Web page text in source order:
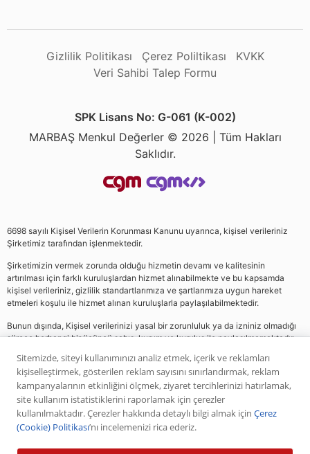
Gizlilik Politikası Çerez Poliltikası
KVKK
Veri Sahibi Talep Formu
SPK Lisans No: G-061 (K-002)
MARBAŞ Menkul Değerler © 2026 | Tüm Hakları
Saklıdır.
6698 sayılı Kişisel Verilerin Korunması Kanunu uyarınca, kişisel verileriniz
Şirketimiz tarafından işlenmektedir.
Şirketimizin vermek zorunda olduğu hizmetin devamı ve kalitesinin
artırılması için farklı kuruluşlardan hizmet alınabilmekte ve bu kapsamda
kişisel verileriniz, gizlilik standartlarımıza ve şartlarımıza uygun hareket
etmeleri koşulu ile hizmet alınan kuruluşlarla paylaşılabilmektedir.
Bunun dışında, Kişisel verilerinizi yasal bir zorunluluk ya da izniniz olmadığı
sürece herhangi bir üçüncü şahıs, kurum ve kuruluş ile paylaşılmamaktadır.
Web sitemizde yer alan analiz, yorum ve tavsiyeler yatırım danışmanlığı
kapsamında değildir. Bu tavsiyeler genel nitelikte olup, özel olarak sizin mali
durumunuz ile risk ve getiri tercihlerinize uygun olarak hazırlanmamıştır. Bu
nedenle, sadece burada yer alan bilgilere dayanılarak yatırım kararı verilmesi
beklentilerinize uygun sonuçlar doğurmayabilir. Yapılan tüm yorumlar
Sitemizde, siteyi kullanımınızı analiz etmek, içerik ve reklamları
kişiselleştirmek, gösterilen reklam sayısını sınırlandırmak, reklam
kampanyalarının etkinliğini ölçmek, ziyaret tercihlerinizi hatırlamak,
site kullanım istatistiklerini raporlamak için çerezler
kullanılmaktadır. Çerezler hakkında detaylı bilgi almak için Çerez
(Cookie) Politikası’nı incelemenizi rica ederiz.